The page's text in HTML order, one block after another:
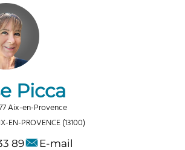
Picca
Aix-en-Provence
EN-PROVENCE (13100)
89 E-mail